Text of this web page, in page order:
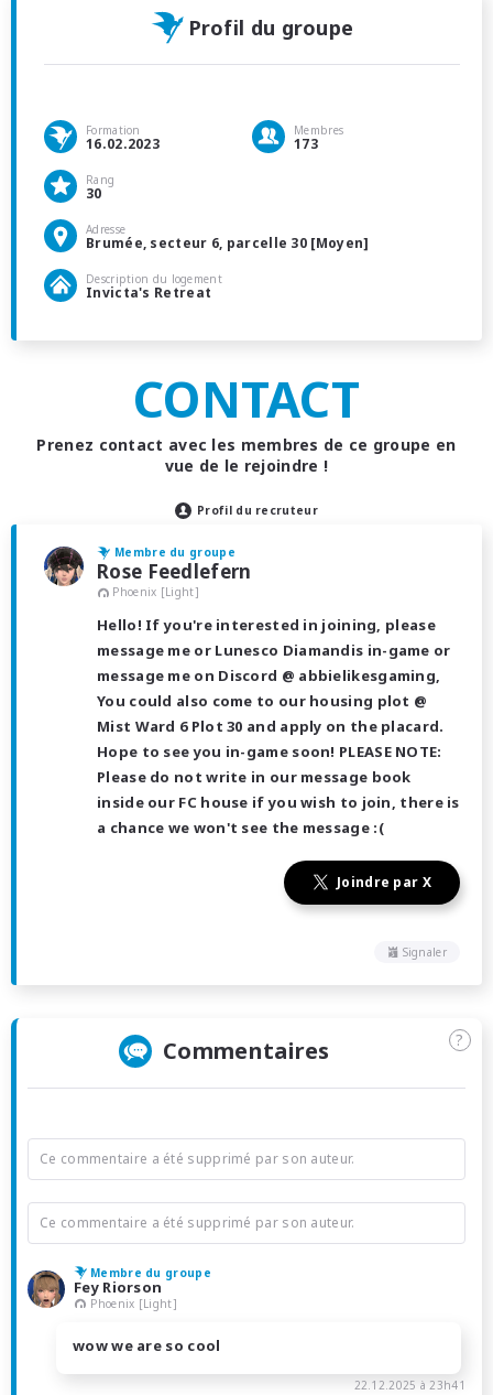
Profil du groupe
Formation
16.02.2023
Membres
173
Rang
30
Adresse
Brumée, secteur 6, parcelle 30 [Moyen]
Description du logement
Invicta's Retreat
CONTACT
Prenez contact avec les membres de ce groupe en
vue de le rejoindre !
Profil du recruteur
Membre du groupe
Rose Feedlefern
Phoenix [Light]
Hello! If you're interested in joining, please
message me or Lunesco Diamandis in-game or
message me on Discord @ abbielikesgaming,
You could also come to our housing plot @
Mist Ward 6 Plot 30 and apply on the placard.
Hope to see you in-game soon! PLEASE NOTE:
Please do not write in our message book
inside our FC house if you wish to join, there is
a chance we won't see the message :(
Joindre par X
Signaler
Commentaires ?
Ce commentaire a été supprimé par son auteur.
Ce commentaire a été supprimé par son auteur.
Membre du groupe
Fey Riorson
Phoenix [Light]
wow we are so cool
22.12.2025 à 23h41